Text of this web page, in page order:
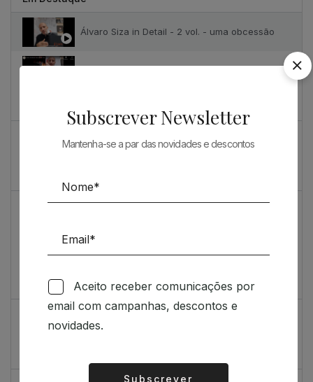
Álvaro Siza in Detail - 2 vol. - uma obcessão
O máximo rigor
PRENDA ESPECIAL PARA ARQUITECTOS 2023
Feedback
Índice de satisfação inédito
Subscrever Newsletter
Mantenha-se a par das novidades e descontos
Aceito receber comunicações por
email com campanhas, descontos e
novidades.
Subscrever